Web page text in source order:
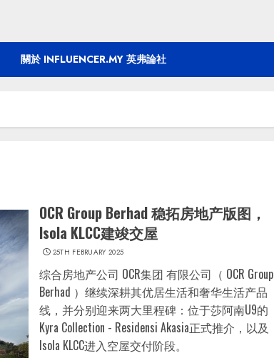
關於 INFLUENCER.MY 英弗論社
OCR Group Berhad 稳拓房地产版图，
Isola KLCC建竣交屋
25TH FEBRUARY 2025
综合房地产公司 OCR集团 有限公司（ OCR Group
Berhad ）继续深耕其优居生活和奢华生活产品
线，并分别迎来两大里程碑：位于莎阿南U9的
Kyra Collection - Residensi Akasia正式推介，以及
Isola KLCC进入空屋交付阶段。